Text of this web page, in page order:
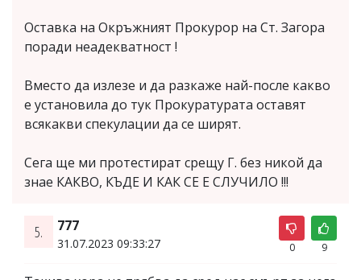
Оставка на Окръжният Прокурор на Ст. Загора
поради неадекватност !
Вместо да излезе и да разкаже най-после какво
е установила до тук Прокуратурата оставят
всякакви спекулации да се ширят.
Сега ще ми протестират срещу Г. без никой да
знае КАКВО, КЪДЕ И КАК СЕ Е СЛУЧИЛО !!!
5. 777
31.07.2023 09:33:27 0 9